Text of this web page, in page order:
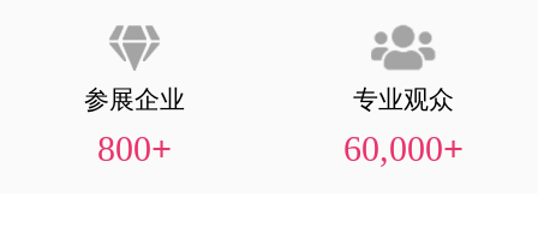
参展企业
800+
专业观众
60,000+